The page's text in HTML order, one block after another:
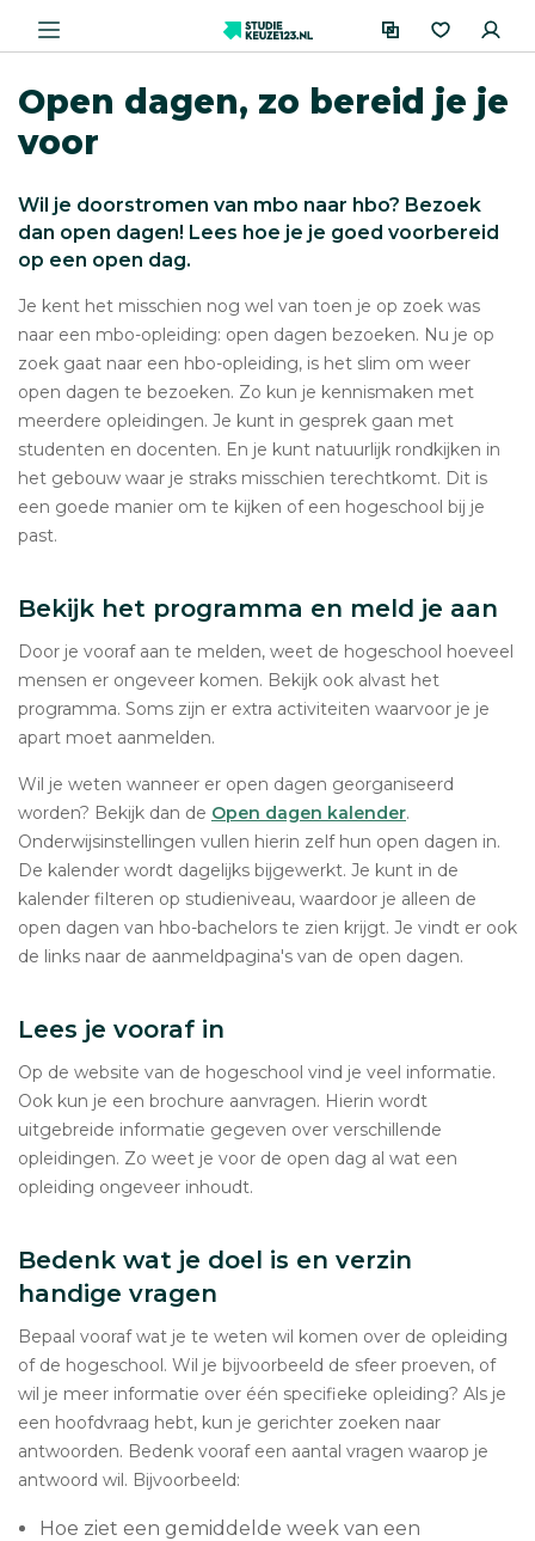
Open dagen, zo bereid je je
voor
Wil je doorstromen van mbo naar hbo? Bezoek
dan open dagen! Lees hoe je je goed voorbereid
op een open dag.
Je kent het misschien nog wel van toen je op zoek was
naar een mbo-opleiding: open dagen bezoeken. Nu je op
zoek gaat naar een hbo-opleiding, is het slim om weer
open dagen te bezoeken. Zo kun je kennismaken met
meerdere opleidingen. Je kunt in gesprek gaan met
studenten en docenten. En je kunt natuurlijk rondkijken in
het gebouw waar je straks misschien terechtkomt. Dit is
een goede manier om te kijken of een hogeschool bij je
past.
Bekijk het programma en meld je aan
Door je vooraf aan te melden, weet de hogeschool hoeveel
mensen er ongeveer komen. Bekijk ook alvast het
programma. Soms zijn er extra activiteiten waarvoor je je
apart moet aanmelden.
Wil je weten wanneer er open dagen georganiseerd
worden? Bekijk dan de Open dagen kalender.
Onderwijsinstellingen vullen hierin zelf hun open dagen in.
De kalender wordt dagelijks bijgewerkt. Je kunt in de
kalender filteren op studieniveau, waardoor je alleen de
open dagen van hbo-bachelors te zien krijgt. Je vindt er ook
de links naar de aanmeldpagina's van de open dagen.
Lees je vooraf in
Op de website van de hogeschool vind je veel informatie.
Ook kun je een brochure aanvragen. Hierin wordt
uitgebreide informatie gegeven over verschillende
opleidingen. Zo weet je voor de open dag al wat een
opleiding ongeveer inhoudt.
Bedenk wat je doel is en verzin
handige vragen
Bepaal vooraf wat je te weten wil komen over de opleiding
of de hogeschool. Wil je bijvoorbeeld de sfeer proeven, of
wil je meer informatie over één specifieke opleiding? Als je
een hoofdvraag hebt, kun je gerichter zoeken naar
antwoorden. Bedenk vooraf een aantal vragen waarop je
antwoord wil. Bijvoorbeeld:
Hoe ziet een gemiddelde week van een